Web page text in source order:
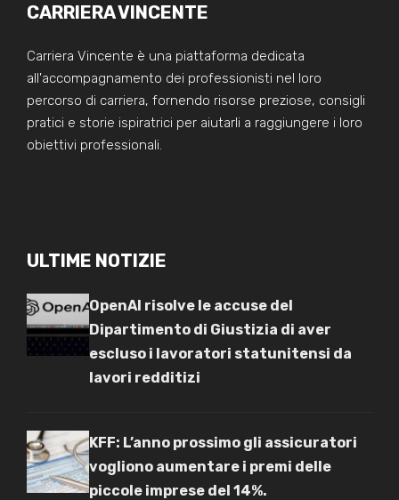
CARRIERA VINCENTE
Carriera Vincente è una piattaforma dedicata
all'accompagnamento dei professionisti nel loro
percorso di carriera, fornendo risorse preziose, consigli
pratici e storie ispiratrici per aiutarli a raggiungere i loro
obiettivi professionali.
ULTIME NOTIZIE
OpenAI risolve le accuse del
Dipartimento di Giustizia di aver
escluso i lavoratori statunitensi da
lavori redditizi
KFF: L’anno prossimo gli assicuratori
vogliono aumentare i premi delle
piccole imprese del 14%.